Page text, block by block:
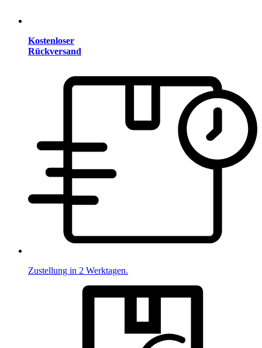
Kostenloser
Rückversand
Zustellung in 2 Werktagen.